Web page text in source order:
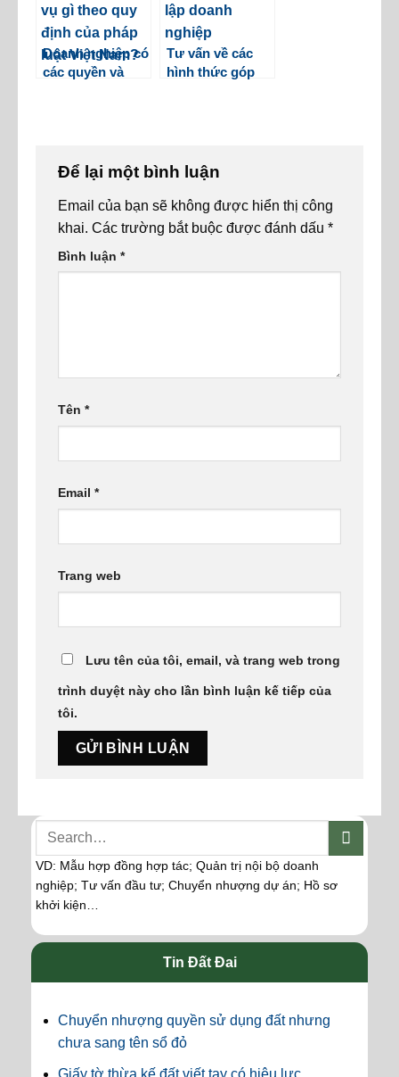
Doanh nghiệp có
các quyền và
Tư vấn về các
hình thức góp
Để lại một bình luận
Email của bạn sẽ không được hiển thị công
khai. Các trường bắt buộc được đánh dấu *
Bình luận *
Tên *
Email *
Trang web
Lưu tên của tôi, email, và trang web trong
trình duyệt này cho lần bình luận kế tiếp của
tôi.
VD: Mẫu hợp đồng hợp tác; Quản trị nội bộ doanh
nghiệp; Tư vấn đầu tư; Chuyển nhượng dự án; Hồ sơ
khởi kiện…
Tin Đất Đai
Chuyển nhượng quyền sử dụng đất nhưng
chưa sang tên sổ đỏ
Giấy tờ thừa kế đất viết tay có hiệu lực